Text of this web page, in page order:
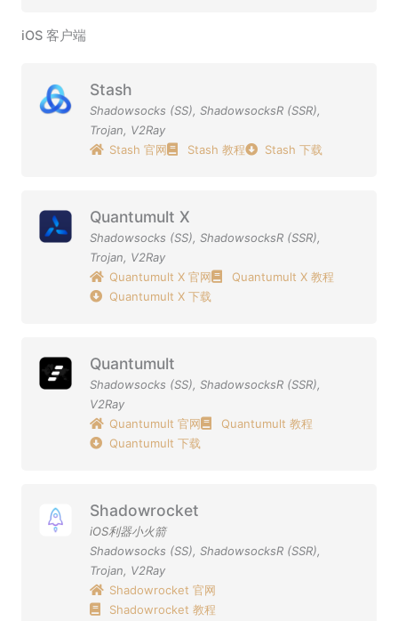
iOS 客户端
Stash
Shadowsocks (SS), ShadowsocksR (SSR),
Trojan, V2Ray
Stash 官网
Stash 教程 Stash 下载
Quantumult X
Shadowsocks (SS), ShadowsocksR (SSR),
Trojan, V2Ray
Quantumult X 官网
Quantumult X 教程
Quantumult X 下载
Quantumult
Shadowsocks (SS), ShadowsocksR (SSR),
V2Ray
Quantumult 官网
Quantumult 教程
Quantumult 下载
Shadowrocket
iOS利器小火箭
Shadowsocks (SS), ShadowsocksR (SSR),
Trojan, V2Ray
Shadowrocket 官网
Shadowrocket 教程